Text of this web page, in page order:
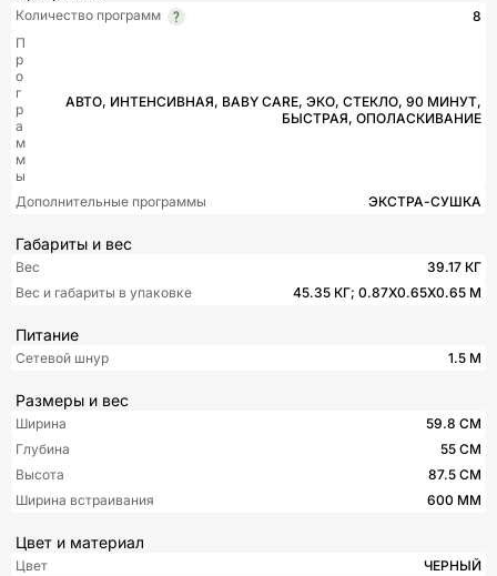
Количество программ
8
П
р
о
г
р
а
м
м
ы
АВТО, ИНТЕНСИВНАЯ, BABY CARE, ЭКО, СТЕКЛО, 90 МИНУТ,
БЫСТРАЯ, ОПОЛАСКИВАНИЕ
Дополнительные программы ЭКСТРА-СУШКА
Габариты и вес
Вес
39.17 КГ
Вес и габариты в упаковке
45.35 КГ; 0.87X0.65X0.65 М
Питание
Сетевой шнур 1.5 М
Размеры и вес
Ширина
59.8 СМ
Глубина
55 СМ
Высота
87.5 СМ
Ширина встраивания
600 ММ
Цвет и материал
Цвет ЧЕРНЫЙ